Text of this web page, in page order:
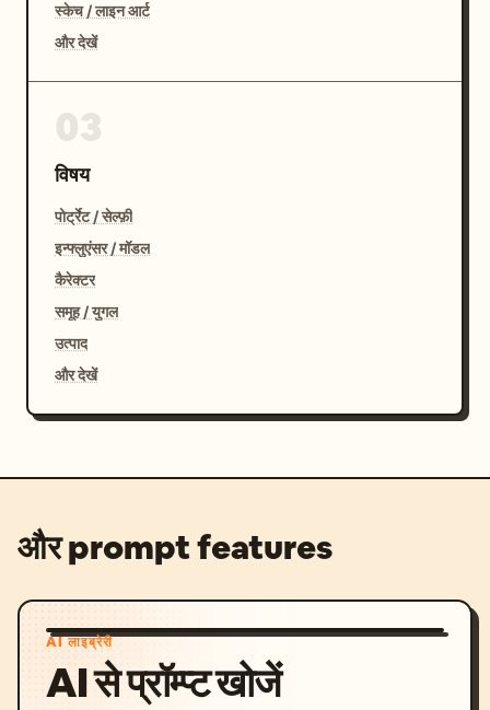
स्केच / लाइन आर्ट
और देखें
विषय
पोर्ट्रेट / सेल्फ़ी
इन्फ्लुएंसर / मॉडल
कैरेक्टर
समूह / युगल
उत्पाद
और देखें
और prompt features
AI लाइब्रेरी
AI से प्रॉम्प्ट खोजें